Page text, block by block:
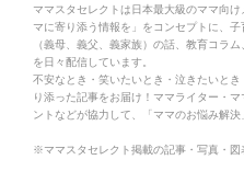
ママスタセレクトは日本最大級のママ向
マに寄り添う情報を」をコンセプトに、
（義母、義父、義家族）の話、教育コラ
を日々配信しています。
不安なとき・笑いたいとき・泣きたいと
り添った記事をお届け！ママライター・
ントなどが協力して、「ママのお悩み解決
※ママスタセレクト掲載の記事・写真・図